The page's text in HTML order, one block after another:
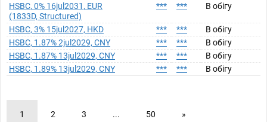
HSBC, 0% 16jul2031, EUR
(1833D, Structured)
*** *** В обігу
HSBC, 3% 15jul2027, HKD *** ***
В обігу
HSBC, 1.87% 2jul2029, CNY
*** ***
В обігу
HSBC, 1.87% 13jul2029, CNY
*** ***
В обігу
HSBC, 1.89% 13jul2029, CNY
*** *** В обігу
1 2 3 ... 50 »